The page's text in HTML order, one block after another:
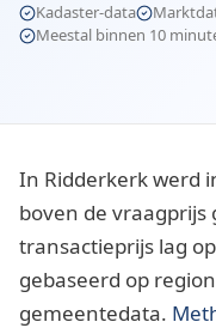
Kadaster-data
Meestal binnen 10
In Ridderkerk werd
boven de vraagprijs
transactieprijs lag
gebaseerd op
gemeentedata.